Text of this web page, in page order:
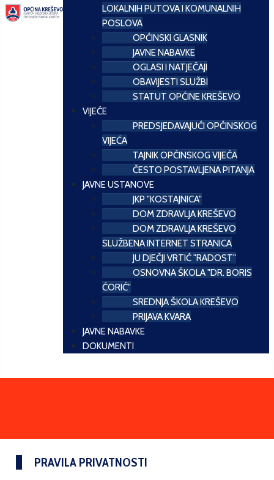
LOKALNIH PUTOVA I KOMUNALNIH
POSLOVA
OPĆINSKI GLASNIK
JAVNE NABAVKE
OGLASI I NATJEČAJI
OBAVIJESTI SLUŽBI
STATUT OPĆINE KREŠEVO
VIJEĆE
PREDSJEDAVAJUĆI OPĆINSKOG
VIJEĆA
TAJNIK OPĆINSKOG VIJEĆA
ČESTO POSTAVLJENA PITANJA
JAVNE USTANOVE
JKP "KOSTAJNICA"
DOM ZDRAVLJA KREŠEVO
DOM ZDRAVLJA KREŠEVO
SLUŽBENA INTERNET STRANICA
JU DJEČJI VRTIĆ "RADOST"
OSNOVNA ŠKOLA "DR. BORIS
ĆORIĆ"
SREDNJA ŠKOLA KREŠEVO
PRIJAVA KVARA
JAVNE NABAVKE
DOKUMENTI
PRAVILA PRIVATNOSTI